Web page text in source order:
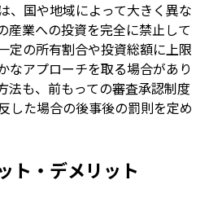
、国や地域によって大きく異な
産業への投資を完全に禁止して
定の所有割合や投資総額に上限
なアプローチを取る場合があり
法も、前もっての審査承認制度
した場合の後事後の罰則を定め
ト・デメリット